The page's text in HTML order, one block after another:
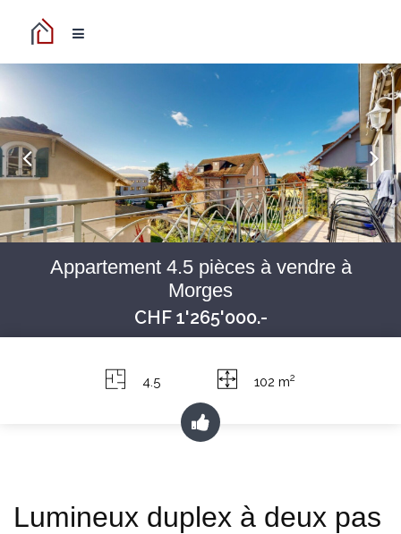
Appartement 4.5 pièces à vendre à
Morges
CHF 1'265'000.-
4.5 102 m2
Lumineux duplex à deux pas